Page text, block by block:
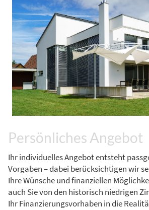
Persönliches Angebot
Ihr individuelles Angebot entsteht
Vorgaben – dabei berücksichtigen wir
Ihre Wünsche und finanziellen
auch Sie von den historisch niedrigen
Ihr Finanzierungsvorhaben in die